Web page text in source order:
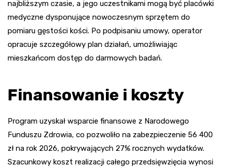
najbliższym czasie, a jego uczestnikami mogą być placówki
medyczne dysponujące nowoczesnym sprzętem do
pomiaru gęstości kości. Po podpisaniu umowy, operator
opracuje szczegółowy plan działań, umożliwiając
mieszkańcom dostęp do darmowych badań.
Finansowanie i koszty
Program uzyskał wsparcie finansowe z Narodowego
Funduszu Zdrowia, co pozwoliło na zabezpieczenie 56 400
zł na rok 2026, pokrywających 27% rocznych wydatków.
Szacunkowy koszt realizacji całego przedsięwzięcia wynosi